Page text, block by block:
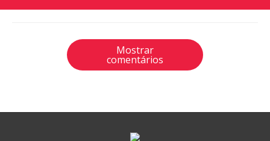
Mostrar
comentários